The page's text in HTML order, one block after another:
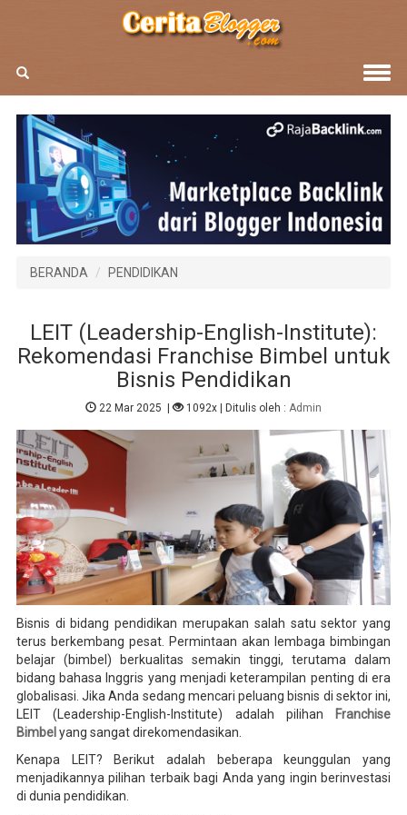
BERANDA PENDIDIKAN
LEIT (Leadership-English-Institute):
Rekomendasi Franchise Bimbel untuk
Bisnis Pendidikan
22 Mar 2025 | 1092x| Ditulis oleh : Admin
Bisnis di bidang pendidikan merupakan salah satu sektor yang
terus berkembang pesat. Permintaan akan lembaga bimbingan
belajar (bimbel) berkualitas semakin tinggi, terutama dalam
bidang bahasa Inggris yang menjadi keterampilan penting di era
globalisasi. Jika Anda sedang mencari peluang bisnis di sektor ini,
LEIT (Leadership-English-Institute) adalah pilihan
Franchise
Bimbel yang sangat direkomendasikan.
Kenapa LEIT? Berikut adalah beberapa keunggulan yang
menjadikannya pilihan terbaik bagi Anda yang ingin berinvestasi
di dunia pendidikan.